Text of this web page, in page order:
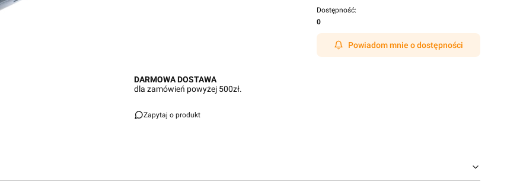
Dostępność:
0
Powiadom mnie o dostępności
DARMOWA DOSTAWA
dla zamówień powyżej 500zł.
Zapytaj o produkt